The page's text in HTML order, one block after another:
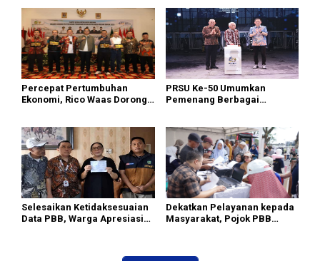
APEKSI Leadership Dialogue
2026
pada Juli 2026
Percepat Pertumbuhan
Ekonomi, Rico Waas Dorong
PRSU Ke-50 Umumkan
Pemenang Berbagai
Selesaikan Ketidaksesuaian
Data PBB, Warga Apresiasi
Dekatkan Pelayanan kepada
Masyarakat, Pojok PBB